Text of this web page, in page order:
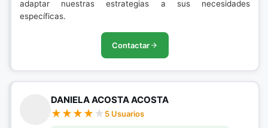
adaptar nuestras estrategias a sus necesidades
específicas.
Contactar
DANIELA ACOSTA ACOSTA
5 Usuarios